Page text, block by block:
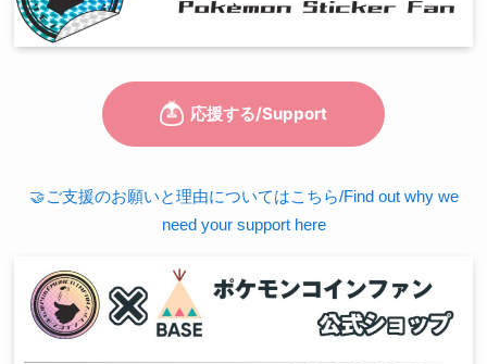
🤝ご支援のお願いと理由についてはこちら/Find out why we
need your support here